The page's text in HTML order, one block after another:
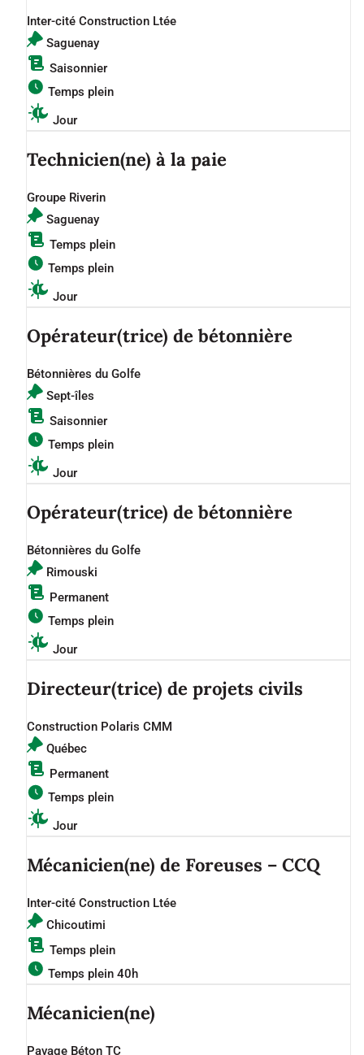
Inter-cité Construction Ltée
Saguenay
Saisonnier
Temps plein
Jour
Technicien(ne) à la paie
Groupe Riverin
Saguenay
Temps plein
Temps plein
Jour
Opérateur(trice) de bétonnière
Bétonnières du Golfe
Sept-îles
Saisonnier
Temps plein
Jour
Opérateur(trice) de bétonnière
Bétonnières du Golfe
Rimouski
Permanent
Temps plein
Jour
Directeur(trice) de projets civils
Construction Polaris CMM
Québec
Permanent
Temps plein
Jour
Mécanicien(ne) de Foreuses – CCQ
Inter-cité Construction Ltée
Chicoutimi
Temps plein
Temps plein 40h
Mécanicien(ne)
Pavage Béton TC